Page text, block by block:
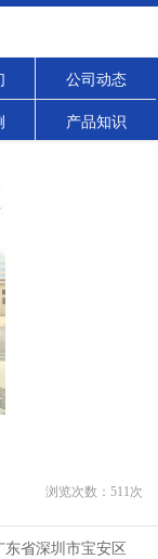
公司动态
产品知识
浏览次数： 511次
东省深圳市宝安区